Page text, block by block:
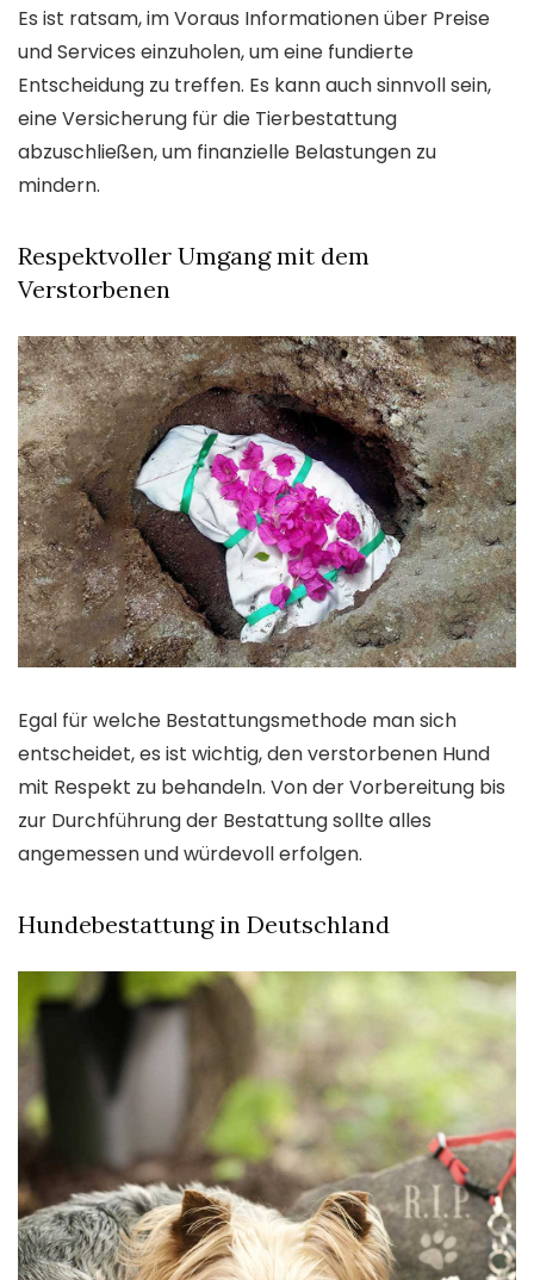
Es ist ratsam, im Voraus Informationen über Preise
und Services einzuholen, um eine fundierte
Entscheidung zu treffen. Es kann auch sinnvoll sein,
eine Versicherung für die Tierbestattung
abzuschließen, um finanzielle Belastungen zu
mindern.
Respektvoller Umgang mit dem
Verstorbenen
Egal für welche Bestattungsmethode man sich
entscheidet, es ist wichtig, den verstorbenen Hund
mit Respekt zu behandeln. Von der Vorbereitung bis
zur Durchführung der Bestattung sollte alles
angemessen und würdevoll erfolgen.
Hundebestattung in Deutschland